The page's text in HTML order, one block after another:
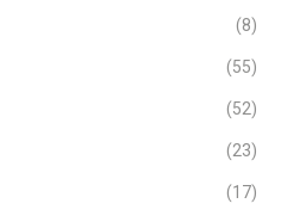
(8)
(55)
(52)
(23)
(17)